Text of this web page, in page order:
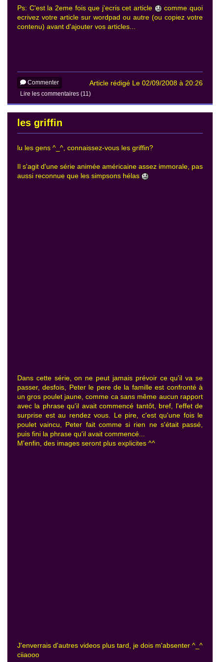
Ps: C'est la 2eme fois que j'ecris cet article
comme quoi
ecrivez votre article sur wordpad ou autre (ou copiez votre
contenu) avant d'ajouter vos articles...
Article rédigé Le 02/09/2008 à 20:26
Commenter
Lire les commentaires (11)
les griffin
lu les gens ^_^, connaissez-vous les griffin?
Il s'agit d'une série animée américaine assez immorale, pas
aussi reconnue que les simpsons hélas
Dans cette série, on ne peut jamais prévoir ce qu'il va se
passer, desfois, Peter le pere de la famille est confronté à
un gros poulet jaune, comme ca sans même aucun rapport
avec la phrase qu'il avait commencé tantôt, bref, l'effet de
surprise est au rendez vous. Le pire, c'est qu'une fois le
poulet vaincu, Peter fait comme si rien ne s'était passé,
puis fini la phrase qu'il avait commencé...
M'enfin, des images seront plus explicites ^^
J'enverrais d'autres videos plus tard, je dois m'absenter ^_^
ciiaooo